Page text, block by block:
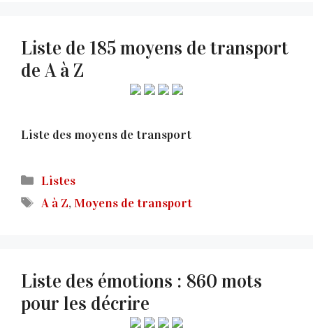
Liste de 185 moyens de transport
de A à Z
Liste des moyens de transport
Catégories
Listes
Étiquettes
A à Z,Moyens de transport
Liste des émotions : 860 mots
pour les décrire